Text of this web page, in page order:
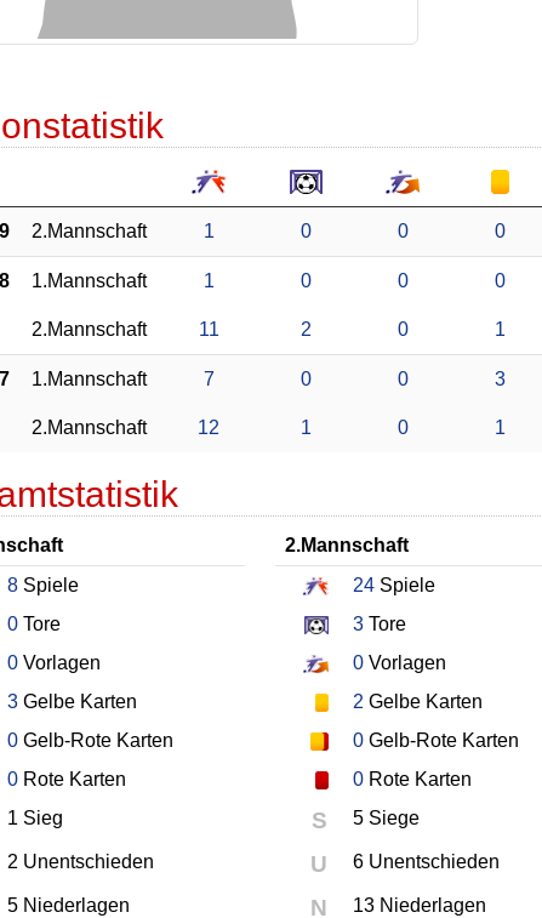
2.Mannschaft 1 0 0 0
1.Mannschaft 1 0 0 0
2.Mannschaft 11 2 0 1
1.Mannschaft 7 0 0 3
2.Mannschaft 12 1 0 1
8 Spiele
0 Tore
0 Vorlagen
3 Gelbe Karten
0 Gelb-Rote Karten
0 Rote Karten
1 Sieg
2 Unentschieden
5 Niederlagen
2.Mannschaft
24Spiele
3Tore
0Vorlagen
2 Gelbe Karten
0Gelb-Rote Karten
0Rote Karten
S 5 Siege
U 6 Unentschieden
N 13 Niederlagen